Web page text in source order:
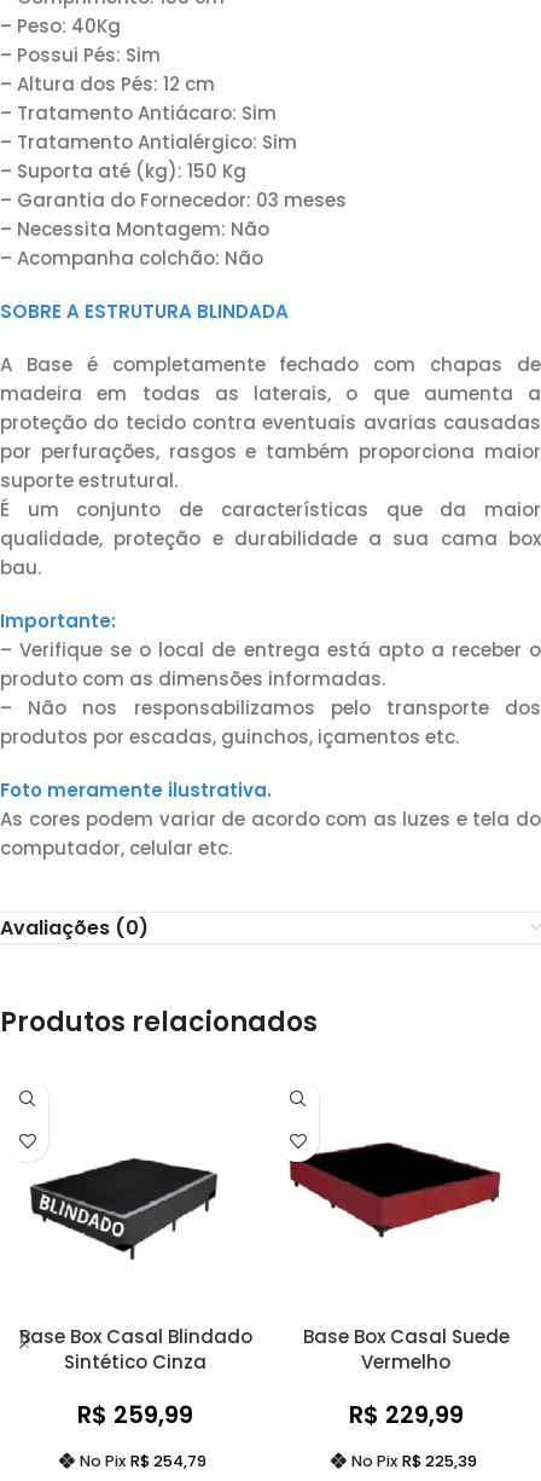
– Peso: 40Kg
– Possui Pés: Sim
– Altura dos Pés: 12 cm
– Tratamento Antiácaro: Sim
– Tratamento Antialérgico: Sim
– Suporta até (kg): 150 Kg
– Garantia do Fornecedor: 03 meses
– Necessita Montagem: Não
– Acompanha colchão: Não
SOBRE A ESTRUTURA BLINDADA
A Base é completamente fechado com chapas de
madeira em todas as laterais, o que aumenta a
proteção do tecido contra eventuais avarias causadas
por perfurações, rasgos e também proporciona maior
suporte estrutural.
É um conjunto de características que da maior
qualidade, proteção e durabilidade a sua cama box
bau.
Importante:
– Verifique se o local de entrega está apto a receber o
produto com as dimensões informadas.
– Não nos responsabilizamos pelo transporte dos
produtos por escadas, guinchos, içamentos etc.
Foto meramente ilustrativa.
As cores podem variar de acordo com as luzes e tela do
computador, celular etc.
Avaliações (0)
Produtos relacionados
Base Box Casal Blindado
Sintético Cinza
R$ 259,99
No Pix R$254,79
Base Box Casal Suede
Vermelho
R$ 229,99
No Pix R$225,39